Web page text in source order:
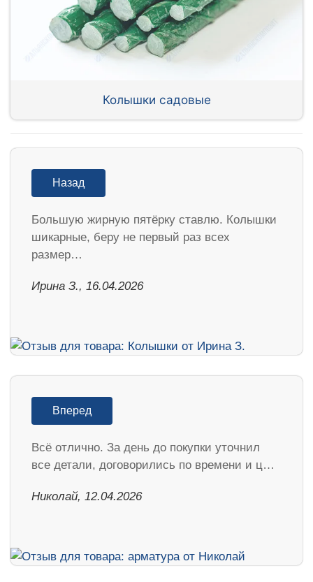
Колышки садовые
Назад
Большую жирную пятёрку ставлю. Колышки
шикарные, беру не первый раз всех
размер…
Ирина З., 16.04.2026
Вперед
Всё отлично. За день до покупки уточнил
все детали, договорились по времени и ц…
Николай, 12.04.2026